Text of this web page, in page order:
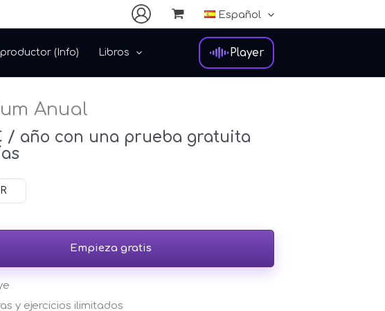
Español
(Info) Libros Player
Anual
/ año con una prueba gratuita
Empieza gratis
y ejercicios ilimitados